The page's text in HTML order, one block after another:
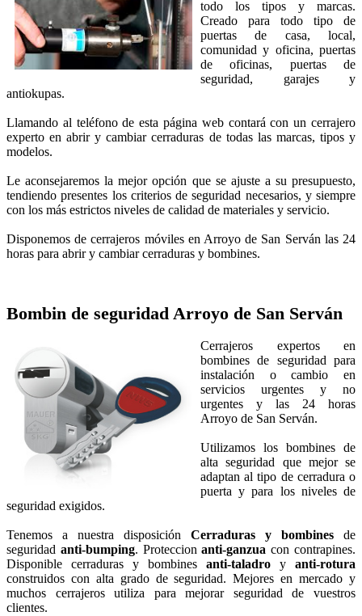
todo los tipos y marcas.
Creado para todo tipo de
puertas de casa, local,
comunidad y oficina, puertas
de oficinas, puertas de
seguridad, garajes y
antiokupas.
Llamando al teléfono de esta página web contará con un cerrajero
experto en abrir y cambiar cerraduras de todas las marcas, tipos y
modelos.
Le aconsejaremos la mejor opción que se ajuste a su presupuesto,
tendiendo presentes los criterios de seguridad necesarios, y siempre
con los más estrictos niveles de calidad de materiales y servicio.
Disponemos de cerrajeros móviles en Arroyo de San Serván las 24
horas para abrir y cambiar cerraduras y bombines.
Bombin de seguridad Arroyo de San Serván
Cerrajeros expertos en
bombines de seguridad para
instalación o cambio en
servicios urgentes y no
urgentes y las 24 horas
Arroyo de San Serván.
Utilizamos los bombines de
alta seguridad que mejor se
adaptan al tipo de cerradura o
puerta y para los niveles de
seguridad exigidos.
Tenemos a nuestra disposición Cerraduras y bombines de
seguridad anti-bumping. Proteccionanti-ganzua con contrapines.
Disponible cerraduras y bombines anti-taladro y anti-rotura
construidos con alta grado de seguridad. Mejores en mercado y
muchos cerrajeros utiliza para mejorar seguridad de vuestros
clientes.